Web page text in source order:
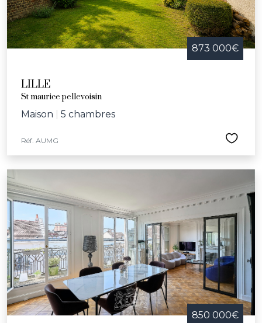
873 000€
LILLE
St maurice pellevoisin
Maison 5 chambres
Réf. AUMG
850 000€